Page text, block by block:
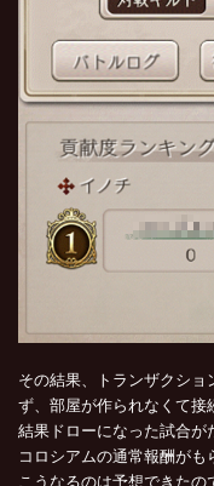
その結果、トランザクショ
ず、部屋が作られなくて接
結果ドローになった試合が
コロシアムの通常報酬がも
こうなるのは予想できたの